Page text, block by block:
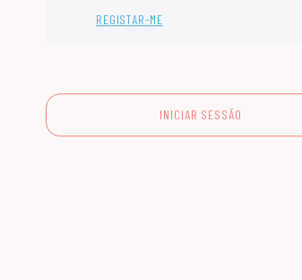
REGISTAR-ME
INICIAR SESSÃO